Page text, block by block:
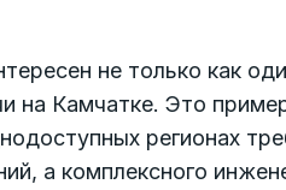
не только как
на Камчатке. Это
регионах
а комплексного